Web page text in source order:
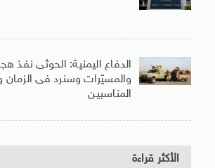
الدفاع اليمنية: الحوثى نفذ
والمسيّرات وسنرد فى الزمان
المناسبين
الأكثر قراءة